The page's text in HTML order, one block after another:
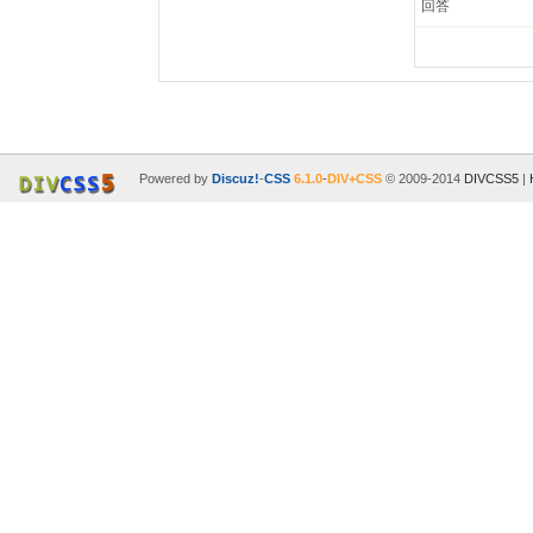
回答
Powered byDiscuz!-CSS 6.1.0-DIV+CSS © 2009-2014 DIVCSS5 |